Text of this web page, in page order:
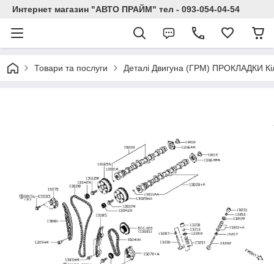
Интернет магазин "АВТО ПРАЙМ" тел - 093-054-04-54
Товари та послуги Деталі Двигуна (ГРМ) ПРОКЛАДКИ